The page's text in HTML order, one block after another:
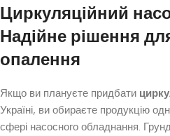
Циркуляційний
Надійне рішення
опалення
Якщо ви плануєте придбати
Україні, ви обираєте продукцію
сфері насосного обладнання.